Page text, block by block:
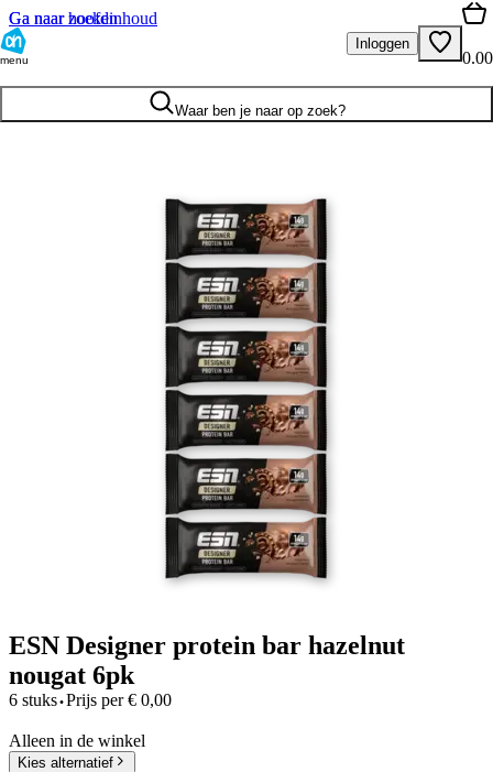
Ga naar hoofdinhoud
Ga naar zoeken
menu
Inloggen
0.00
Waar ben je naar op zoek?
ESN Designer protein bar hazelnut
nougat 6pk
6 stuks·Prijs per € 0,00
Alleen in de winkel
Kies alternatief